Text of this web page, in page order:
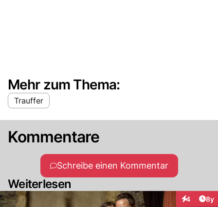
Mehr zum Thema:
Trauffer
Kommentare
Schreibe einen Kommentar
Weiterlesen
4 8y